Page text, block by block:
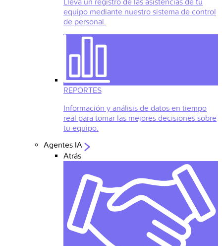
Lleva un registro de las asistencias de tu
equipo mediante nuestro sistema de control
de personal.
REPORTES
Información y análisis de datos en tiempo
real para tomar las mejores decisiones sobre
tu equipo.
Agentes IA
Atrás